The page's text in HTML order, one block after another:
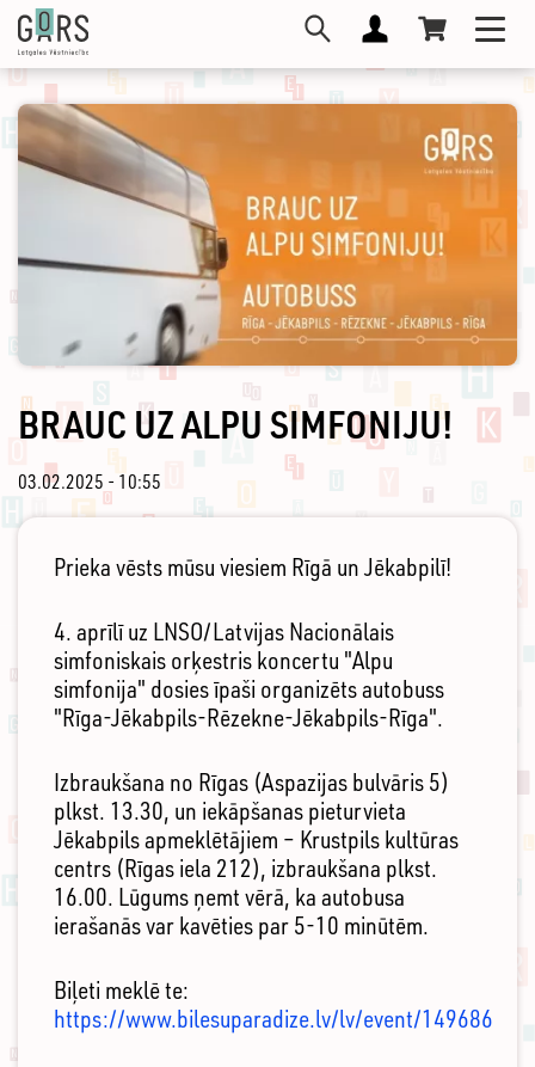
Pārlekt
galveno
saturu
BRAUC UZ ALPU SIMFONIJU!
03.02.2025 - 10:55
Prieka vēsts mūsu viesiem Rīgā un Jēkabpilī!
4. aprīlī uz LNSO/Latvijas Nacionālais
simfoniskais orķestris koncertu "Alpu
simfonija" dosies īpaši organizēts autobuss
"Rīga-Jēkabpils-Rēzekne-Jēkabpils-Rīga".
Izbraukšana no Rīgas (Aspazijas bulvāris 5)
plkst. 13.30, un iekāpšanas pieturvieta
Jēkabpils apmeklētājiem – Krustpils kultūras
centrs (Rīgas iela 212), izbraukšana plkst.
16.00. Lūgums ņemt vērā, ka autobusa
ierašanās var kavēties par 5-10 minūtēm.
Biļeti meklē te:
https://www.bilesuparadize.lv/lv/event/149686